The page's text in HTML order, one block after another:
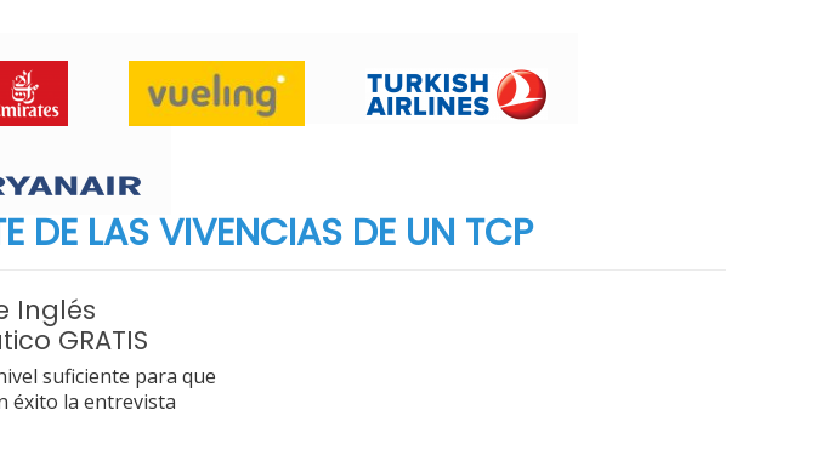
DE LAS VIVENCIAS DE UN TCP
Inglés
GRATIS
suficiente para que
éxito la entrevista